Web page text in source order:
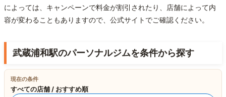
によっては、キャンペーンで料金が割引されたり、店舗によって内
容が変わることもありますので、公式サイトでご確認ください。
武蔵浦和駅のパーソナルジムを条件から探す
現在の条件
すべての店舗 / おすすめ順